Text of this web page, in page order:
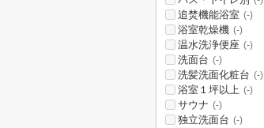
追焚機能浴室 (-)
浴室乾燥機 (-)
温水洗浄便座 (-)
洗面台 (-)
洗髪洗面化粧台 (-)
浴室１坪以上 (-)
サウナ (-)
独立洗面台 (-)